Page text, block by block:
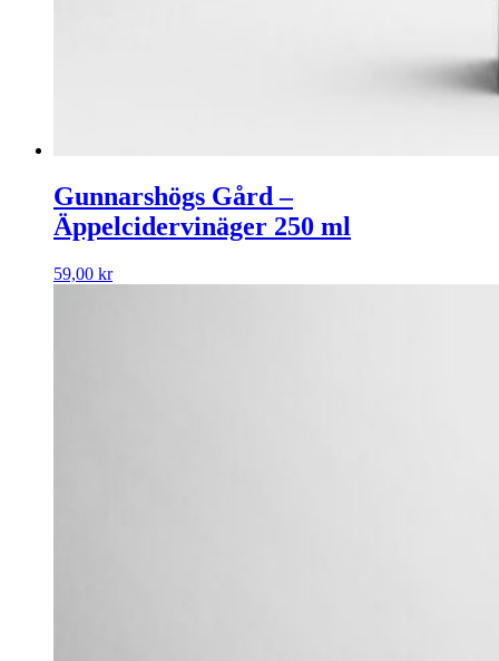
Gunnarshögs Gård –
Äppelcidervinäger 250 ml
59,00 kr